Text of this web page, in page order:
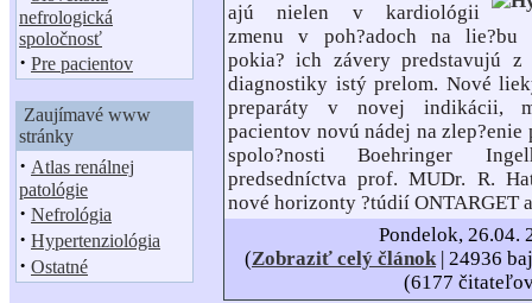
nefrologická
spoločnosť
· Pre pacientov
Zaujímavé www
stránky
· Atlas renálnej
patológie
· Nefrológia
· Hypertenziológia
· Ostatné
ajú nielen v kardiológii
zmenu v poh?adoch na lie?bu
pokia? ich závery predstavujú z
diagnostiky istý prelom. Nové
preparáty v novej indikácii,
pacientov novú nádej na zlep?enie
spolo?nosti Boehringer
predsedníctva prof. MUDr. R.
nové horizonty ?túdií ONTARGET
Pondelok, 26.04.
(Zobraziť celý článok| 24936
(6177